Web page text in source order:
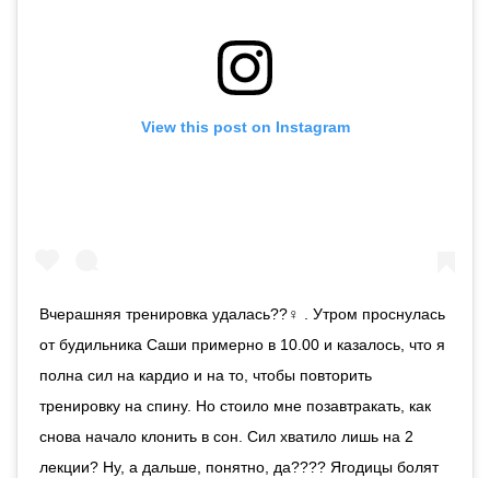
View this post on Instagram
Вчерашняя тренировка удалась??‍♀️ . Утром проснулась
от будильника Саши примерно в 10.00 и казалось, что я
полна сил на кардио и на то, чтобы повторить
тренировку на спину. Но стоило мне позавтракать, как
снова начало клонить в сон. Сил хватило лишь на 2
лекции? Ну, а дальше, понятно, да???? Ягодицы болят